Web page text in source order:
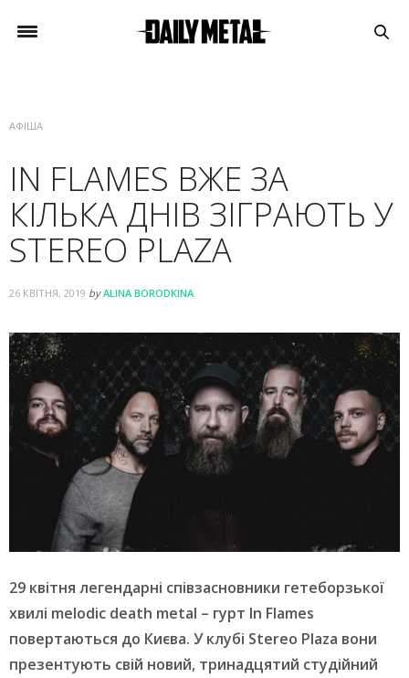
АФІША
IN FLAMES ВЖЕ ЗА
КІЛЬКА ДНІВ ЗІГРАЮТЬ У
STEREO PLAZA
26 КВІТНЯ, 2019 by ALINA BORODKINA
29 квітня легендарні співзасновники гетеборзької
хвилі melodic death metal – гурт In Flames
повертаються до Києва. У клубі Stereo Plaza вони
презентують свій новий, тринадцятий студійний